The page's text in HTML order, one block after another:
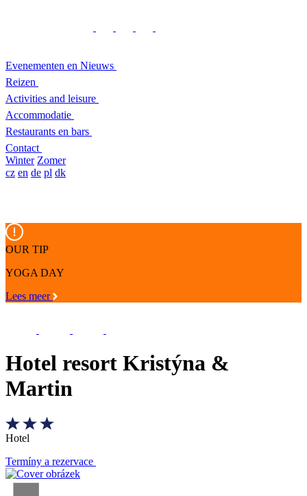
Evenementen en Nieuws
Reizen
Activities and leisure
Accommodatie
Restaurants en bars
Contact
Winter Zomer
cz en de pl dk
OUR TIP
YOGA DAY
Lees meer
Hotel resort Kristýna &
Martin
Hotel
Termíny a rezervace